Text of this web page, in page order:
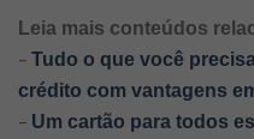
Leia mais conteúdos
– Tudo o que você
crédito com vantagens
– Um cartão para todos